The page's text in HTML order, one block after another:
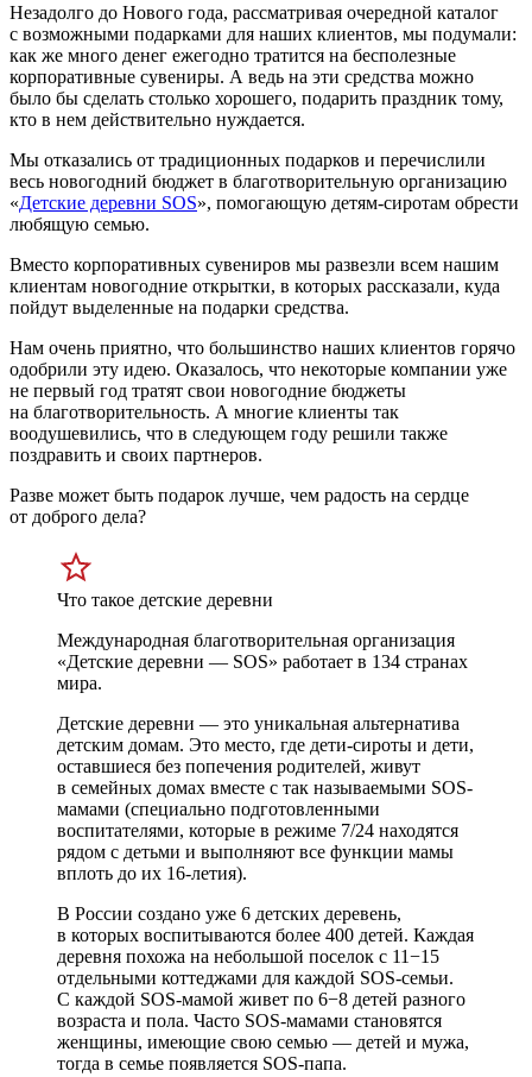
Незадолго до Нового года, рассматривая очередной каталог
с возможными подарками для наших клиентов, мы подумали:
как же много денег ежегодно тратится на бесполезные
корпоративные сувениры. А ведь на эти средства можно
было бы сделать столько хорошего, подарить праздник тому,
кто в нем действительно нуждается.
Мы отказались от традиционных подарков и перечислили
весь новогодний бюджет в благотворительную организацию
«Детские деревни SOS», помогающую детям-сиротам обрести
любящую семью.
Вместо корпоративных сувениров мы развезли всем нашим
клиентам новогодние открытки, в которых рассказали, куда
пойдут выделенные на подарки средства.
Нам очень приятно, что большинство наших клиентов горячо
одобрили эту идею. Оказалось, что некоторые компании уже
не первый год тратят свои новогодние бюджеты
на благотворительность. А многие клиенты так
воодушевились, что в следующем году решили также
поздравить и своих партнеров.
Разве может быть подарок лучше, чем радость на сердце
от доброго дела?
Что такое детские деревни
Международная благотворительная организация
«Детские деревни — SOS» работает в 134 странах
мира.
Детские деревни — это уникальная альтернатива
детским домам. Это место, где дети-сироты и дети,
оставшиеся без попечения родителей, живут
в семейных домах вместе с так называемыми SOS-
мамами (специально подготовленными
воспитателями, которые в режиме 7/24 находятся
рядом с детьми и выполняют все функции мамы
вплоть до их 16-летия).
В России создано уже 6 детских деревень,
в которых воспитываются более 400 детей. Каждая
деревня похожа на небольшой поселок с 11−15
отдельными коттеджами для каждой SOS-семьи.
С каждой SOS-мамой живет по 6−8 детей разного
возраста и пола. Часто SOS-мамами становятся
женщины, имеющие свою семью — детей и мужа,
тогда в семье появляется SOS-папа.